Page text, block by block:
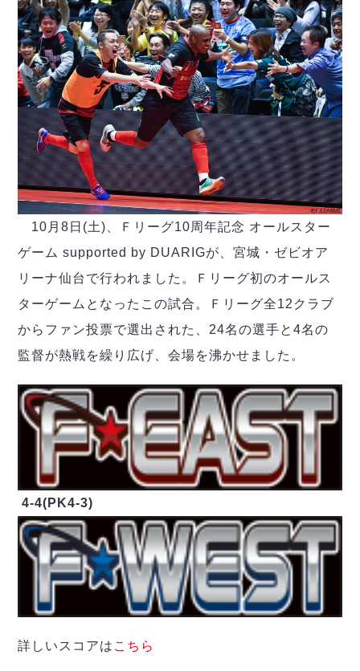
試合日程
順位表
戦績表
警告・退場・出場停止選手
個人ランキング｜ゴール
個人ランキング｜シュート
個人ランキング｜シュート成功率
個人ランキング｜第2PK
メットライフ生命Ｆリーグカップ 2026
試合日程・結果
大会概要
アリーナ情報
チケット情報
過去の記録
名古屋オーシャンズ
シュライカー大阪
ボルクバレット北九州
バサジィ大分
メットライフ生命Ｆ２リーグ
ヴォスクオーレ仙台
マルバ水戸FC
リガーレヴィア葛飾
Y．S．C．C．横浜
ヴィンセドール白山
デウソン神戸
ポルセイド浜田
ミラクルスマイル新居浜
日本フットサルリーグについて
大会概要
リーグ要項
クラブライセンス関連
アリーナ観戦マナー&ルール
過去の試合記録
ディビジョン1 試合記録
ディビジョン2 試合記録
Ｆリーグカップ 試合記録
リーグ統計データ
記念ゴール
ハットトリック
担当審判員
選手の通算記録（Ｆ１）
エスポラーダ北海道
バルドラール浦安
しながわシティ
立川アスレティックFC
ペスカドーラ町田
湘南ベルマーレ
ボアルース長野
名古屋オーシャンズ
シュライカー大阪
ボルクバレット北九州
バサジィ大分
選手の通算記録（Ｆ２）
ヴォスクオーレ仙台
プロジェクト PROJECT
ABeam AWARD
DIVISION01
DIVISION02
FOLLOW US!
10月8日(土)、Ｆリーグ10周年記念 オールスター
ゲーム supported by DUARIGが、宮城・ゼビオア
リーナ仙台で行われました。Ｆリーグ初のオールス
ターゲームとなったこの試合。Ｆリーグ全12クラブ
からファン投票で選出された、24名の選手と4名の
監督が熱戦を繰り広げ、会場を沸かせました。
4-4(PK4-3)
詳しいスコアは こちら